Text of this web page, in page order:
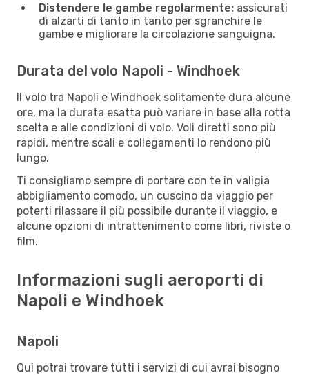
Distendere le gambe regolarmente: assicurati
di alzarti di tanto in tanto per sgranchire le
gambe e migliorare la circolazione sanguigna.
Durata del volo Napoli - Windhoek
Il volo tra Napoli e Windhoek solitamente dura alcune
ore, ma la durata esatta può variare in base alla rotta
scelta e alle condizioni di volo. Voli diretti sono più
rapidi, mentre scali e collegamenti lo rendono più
lungo.
Ti consigliamo sempre di portare con te in valigia
abbigliamento comodo, un cuscino da viaggio per
poterti rilassare il più possibile durante il viaggio, e
alcune opzioni di intrattenimento come libri, riviste o
film.
Informazioni sugli aeroporti di
Napoli e Windhoek
Napoli
Qui potrai trovare tutti i servizi di cui avrai bisogno